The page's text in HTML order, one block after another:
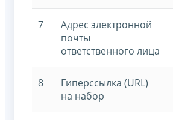
7
Адрес электронной
почты
ответственного лица
8
Гиперссылка (URL)
на набор